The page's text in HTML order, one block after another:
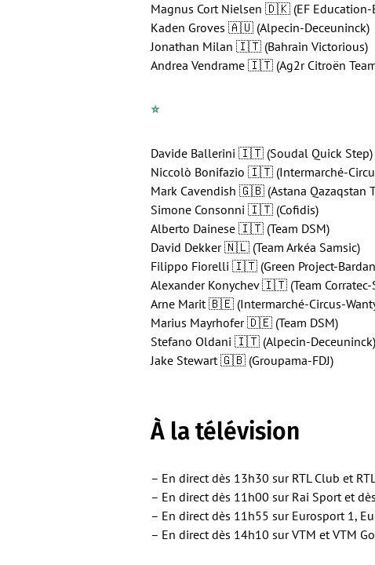
Magnus Cort Nielsen 🇩🇰 (EF Education-
Kaden Groves 🇦🇺 (Alpecin-Deceuninck)
Jonathan Milan 🇮🇹 (Bahrain Victorious)
Andrea Vendrame 🇮🇹 (Ag2r Citroën
⭐️
Davide Ballerini 🇮🇹 (Soudal Quick Step)
Niccolò Bonifazio 🇮🇹 (Intermarché-
Mark Cavendish 🇬🇧 (Astana Qazaqstan
Simone Consonni 🇮🇹 (Cofidis)
Alberto Dainese 🇮🇹 (Team DSM)
David Dekker 🇳🇱 (Team Arkéa Samsic)
Filippo Fiorelli 🇮🇹 (Green Project-
Alexander Konychev 🇮🇹 (Team
Arne Marit 🇧🇪 (Intermarché-Circus-
Marius Mayrhofer 🇩🇪 (Team DSM)
Stefano Oldani 🇮🇹 (Alpecin-Deceuninck)
Jake Stewart 🇬🇧 (Groupama-FDJ)
À la télévision
– En direct dès 13h30 sur RTL Club et
– En direct dès 11h00 sur Rai Sport et
– En direct dès 11h55 sur Eurosport 1,
– En direct dès 14h10 sur VTM et VTM Go